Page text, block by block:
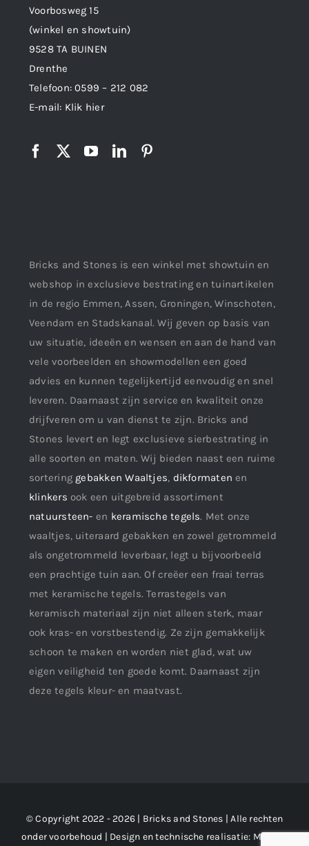
Voorbosweg 15
(winkel en showtuin)
9528 TA BUINEN
Drenthe
Telefoon:0599 – 212 082
E-mail: Klik hier
Bricks and Stones is een winkel met showtuin en
webshop in exclusieve bestrating en tuinartikelen
in de regio Emmen, Assen, Groningen, Winschoten,
Veendam en Stadskanaal. Wij geven op basis van
uw situatie, ideeën en wensen en aan de hand van
vele voorbeelden en showmodellen een goed
advies en kunnen tegelijkertijd eenvoudig en snel
leveren. Daarnaast zijn service en kwaliteit onze
drijfveren om u van dienst te zijn. Bricks and
Stones levert en legt exclusieve sierbestrating in
alle soorten en maten. Wij bieden naast een ruime
sortering gebakken Waaltjes, dikformaten en
klinkers ook een uitgebreid assortiment
natuursteen- en keramische tegels. Met onze
waaltjes, uiteraard gebakken en zowel getrommeld
als ongetrommeld leverbaar, legt u bijvoorbeeld
een prachtige tuin aan. Of creëer een fraai terras
met keramische tegels. Terrastegels van
keramisch materiaal zijn niet alleen sterk, maar
ook kras- en vorstbestendig. Ze zijn gemakkelijk
schoon te maken en worden niet glad, wat uw
eigen veiligheid ten goede komt. Daarnaast zijn
deze tegels kleur- en maatvast.
© Copyright 2022 - 2026 | Bricks and Stones | Alle rechten
onder voorbehoud | Design en technische realisatie: M2 !dee